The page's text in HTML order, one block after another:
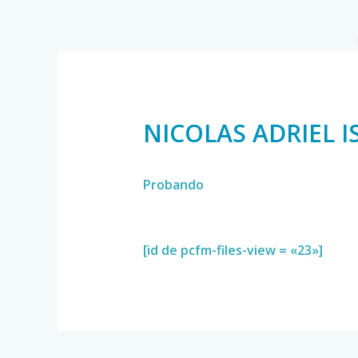
NICOLAS ADRIEL
Probando
[id de pcfm-files-view = «23»]